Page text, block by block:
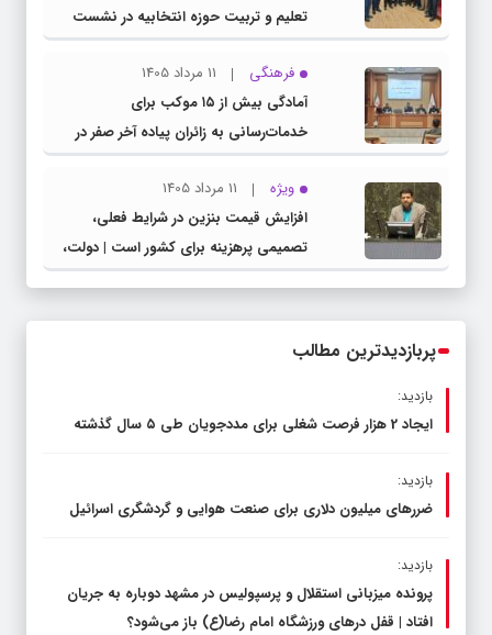
تعلیم و تربیت حوزه انتخابیه در نشست
مشترک عضو کمیسیون آموزش مجلس با
مدیرکل آموزش و پرورش خراسان رضوی
فرهنگی
11 مرداد 1405
آمادگی بیش از ۱۵ موکب برای
خدمات‌رسانی به زائران پیاده آخر صفر در
شهرستان چناران
ویژه
11 مرداد 1405
افزایش قیمت بنزین در شرایط فعلی،
تصمیمی پرهزینه برای کشور است | دولت،
قاچاق سوخت و عوامل اصلی ناترازی را
پربازدیدترین مطالب
بازدید:
ایجاد 2 هزار فرصت شغلی برای مددجویان طی ۵ سال گذشته
بازدید:
ضررهای میلیون دلاری برای صنعت هوایی و گردشگری اسرائیل
بازدید:
پرونده میزبانی استقلال و پرسپولیس در مشهد دوباره به جریان
افتاد | قفل در‌های ورزشگاه امام رضا(ع) باز می‌شود؟